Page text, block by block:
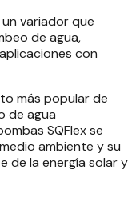
variador que
de agua,
con
más popular de
de agua
SQFlex se
ambiente y su
de la energía solar y